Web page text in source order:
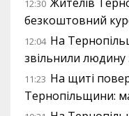
12:30
безкоштовний
12:04 На
звільнили
11:23 На щиті
Тернопільщини: